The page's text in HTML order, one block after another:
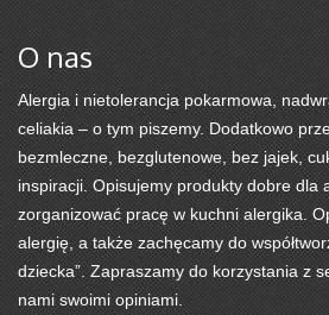
O nas
Alergia i nietolerancja pokarmowa,
celiakia – o tym piszemy. Dodatkowo
bezmleczne, bezglutenowe, bez jajek,
inspiracji. Opisujemy produkty dobre dla
zorganizować pracę w kuchni alergika.
alergię, a także zachęcamy do
dziecka”. Zapraszamy do korzystania z
nami swoimi opiniami.